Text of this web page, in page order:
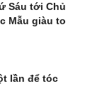
Sáu tới Chủ
Mẫu giàu to
lần để tóc